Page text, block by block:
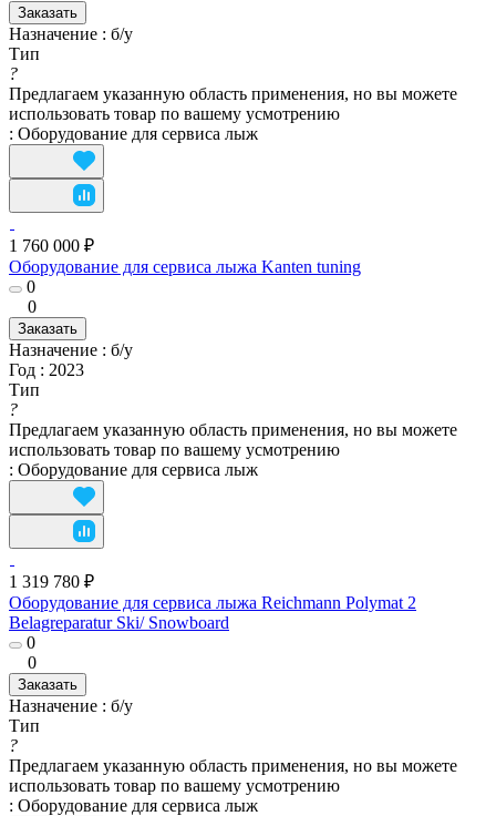
Заказать
Назначение : б/у
Тип
?
Предлагаем указанную область применения, но вы можете
использовать товар по вашему усмотрению
: Оборудование для сервисa лыж
1 760 000 ₽
Оборудование для сервисa лыжа Kanten tuning
0
0
Заказать
Назначение : б/у
Год : 2023
Тип
?
Предлагаем указанную область применения, но вы можете
использовать товар по вашему усмотрению
: Оборудование для сервисa лыж
1 319 780 ₽
Оборудование для сервисa лыжа Reichmann Polymat 2
Belagreparatur Ski/ Snowboard
0
0
Заказать
Назначение : б/у
Тип
?
Предлагаем указанную область применения, но вы можете
использовать товар по вашему усмотрению
: Оборудование для сервисa лыж